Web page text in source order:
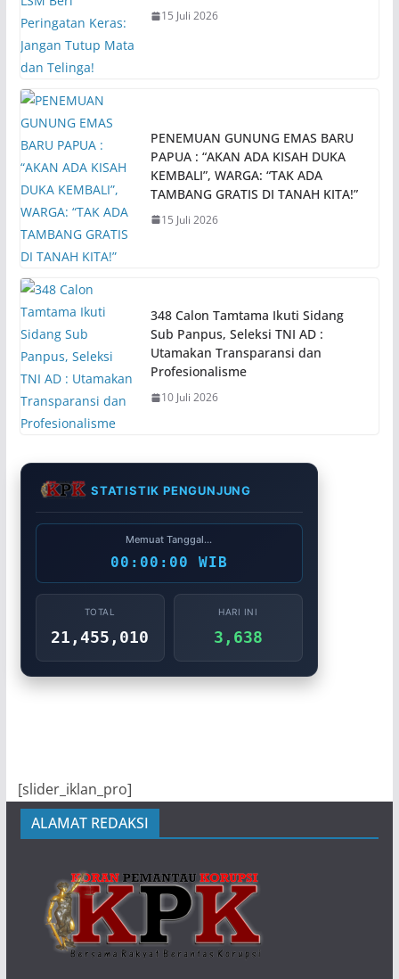
15 Juli 2026
PENEMUAN GUNUNG EMAS BARU
PAPUA : “AKAN ADA KISAH DUKA
KEMBALI”, WARGA: “TAK ADA
TAMBANG GRATIS DI TANAH KITA!”
15 Juli 2026
348 Calon Tamtama Ikuti Sidang
Sub Panpus, Seleksi TNI AD :
Utamakan Transparansi dan
Profesionalisme
10 Juli 2026
STATISTIK PENGUNJUNG
Memuat Tanggal...
00:00:00 WIB
TOTAL
21,455,010
HARI INI
3,638
[slider_iklan_pro]
ALAMAT REDAKSI